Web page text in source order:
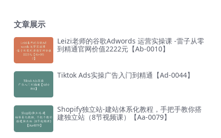
文章展示
Leizi老师的谷歌Adwords 运营实操课 -雷子从零
到精通官网价值2222元【Ab-0010】
Tiktok Ads实操广告入门到精通【Ad-0044】
Shopify独立站-建站体系化教程，手把手教你搭
建独立站（8节视频课）【Aa-0079】